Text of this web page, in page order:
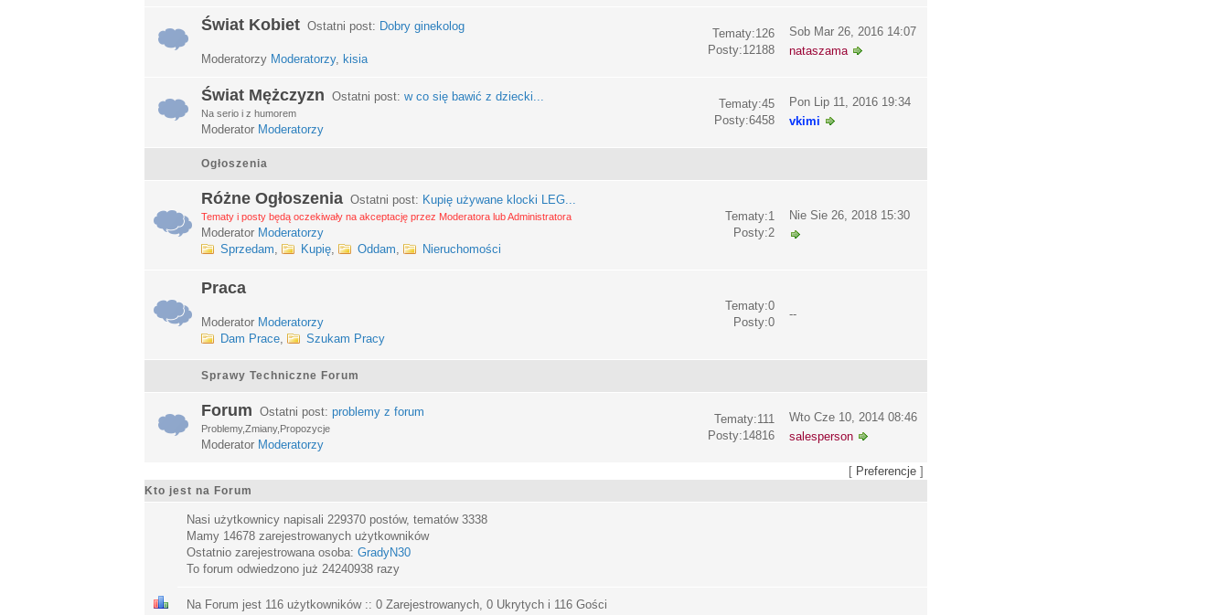
Świat Kobiet Ostatni post: Dobry ginekolog
Moderatorzy Moderatorzy, kisia
Tematy:126
Posty:12188
Sob Mar 26, 2016 14:07
nataszama
Świat Mężczyzn Ostatni post: w co się bawić z dziecki...
Na serio i z humorem
Moderator Moderatorzy
Tematy:45
Posty:6458
Pon Lip 11, 2016 19:34
vkimi
Ogłoszenia
Różne Ogłoszenia Ostatni post: Kupię używane klocki LEG...
Tematy i posty będą oczekiwały na akceptację przez Moderatora lub Administratora
Moderator Moderatorzy
Sprzedam, Kupię, Oddam, Nieruchomości
Tematy:1
Posty:2
Nie Sie 26, 2018 15:30
Praca
Moderator Moderatorzy
Dam Prace, Szukam Pracy
Tematy:0
Posty:0
--
Sprawy Techniczne Forum
Forum Ostatni post: problemy z forum
Problemy,Zmiany,Propozycje
Moderator Moderatorzy
Tematy:111
Posty:14816
Wto Cze 10, 2014 08:46
salesperson
[ Preferencje ]
Kto jest na Forum
Nasi użytkownicy napisali 229370 postów, tematów 3338
Mamy 14678 zarejestrowanych użytkowników
Ostatnio zarejestrowana osoba: GradyN30
To forum odwiedzono już 24240938 razy
Na Forum jest 116 użytkowników :: 0 Zarejestrowanych, 0 Ukrytych i 116 Gości